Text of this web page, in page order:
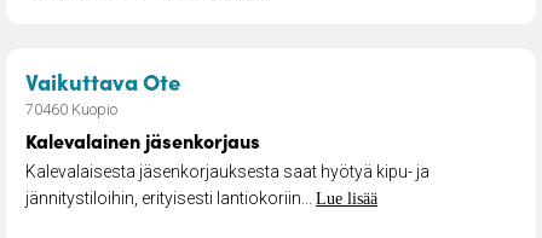
Vaikuttava Ote– Kalevalainen jäsenkorjaus
70460 Kuopio
Kalevalainen jäsenkorjaus
Kalevalaisesta jäsenkorjauksesta saat hyötyä kipu- ja
jännitystiloihin, erityisesti lantiokoriin... Lue lisää